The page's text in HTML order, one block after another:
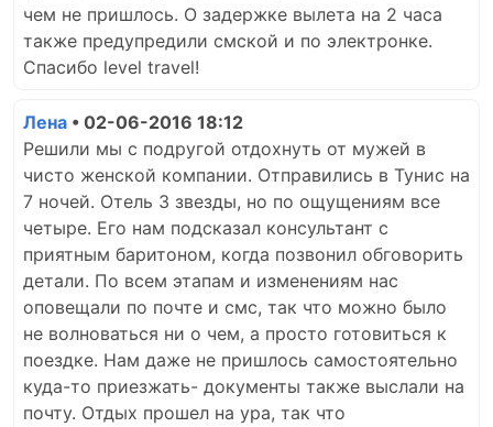
чем не пришлось. О задержке вылета на 2 часа
также предупредили смской и по электронке.
Спасибо level travel!
Лена • 02-06-2016 18:12
Решили мы с подругой отдохнуть от мужей в
чисто женской компании. Отправились в Тунис на
7 ночей. Отель 3 звезды, но по ощущениям все
четыре. Его нам подсказал консультант с
приятным баритоном, когда позвонил обговорить
детали. По всем этапам и изменениям нас
оповещали по почте и смс, так что можно было
не волноваться ни о чем, а просто готовиться к
поездке. Нам даже не пришлось самостоятельно
куда-то приезжать- документы также выслали на
почту. Отдых прошел на ура, так что